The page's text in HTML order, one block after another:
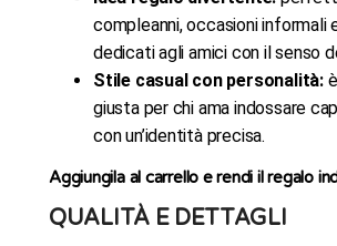
compleanni, occasioni informali
dedicati agli amici con il senso
Stile casual con personalità:
giusta per chi ama indossare
con un’identità precisa.
Aggiungila al carrello e rendi il regalo
QUALITÀ E DETTAGLI